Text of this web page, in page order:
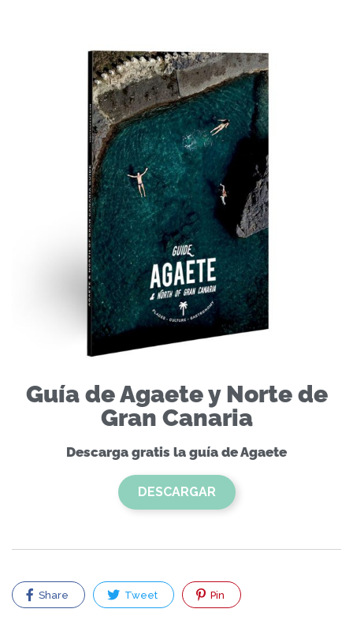
Guía de Agaete y Norte de
Gran Canaria
Descarga gratis la guía de Agaete
DESCARGAR
Share Tweet Pin